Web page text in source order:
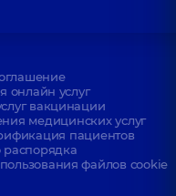
онлайн услуг
вакцинации
медицинских услуг
пациентов
распорядка
файлов cookie